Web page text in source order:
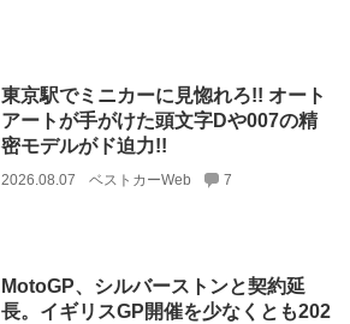
東京駅でミニカーに見惚れろ!! オート
アートが手がけた頭文字Dや007の精
密モデルがド迫力!!
2026.08.07 ベストカーWeb 7
MotoGP、シルバーストンと契約延
長。イギリスGP開催を少なくとも202